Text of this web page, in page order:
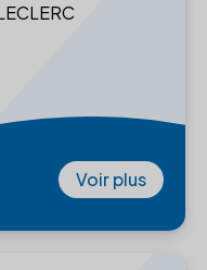
Voir plus